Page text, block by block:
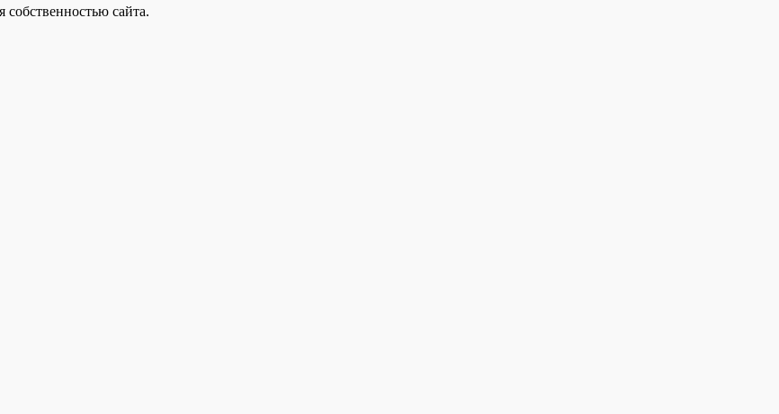
сайта.